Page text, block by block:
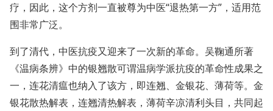
疗，因此，这个方剂一直被尊为中医“退热第一方”，适用范
围非常广泛。
到了清代，中医抗疫又迎来了一次新的革命。吴鞠通所著
《温病条辨》中的银翘散可谓温病学派抗疫的革命性成果之
一，连花清瘟也纳入了该方，即连翘、金银花、薄荷等。金
银花散热解表，连翘清热解表，薄荷辛凉清利头目，共同起